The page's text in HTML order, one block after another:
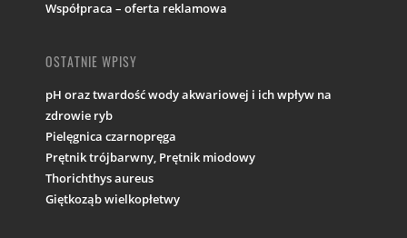
Współpraca – oferta reklamowa
OSTATNIE WPISY
pH oraz twardość wody akwariowej i ich wpływ na
zdrowie ryb
Pielęgnica czarnopręga
Prętnik trójbarwny, Prętnik miodowy
Thorichthys aureus
Giętkoząb wielkopłetwy